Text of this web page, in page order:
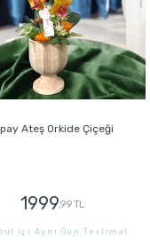
Ateş Orkide Çiçeği
1999,99 TL
İçi Aynı Gün Teslimat